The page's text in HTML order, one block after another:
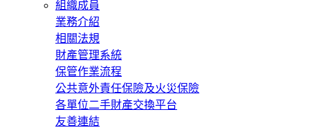
組織成員
業務介紹
相關法規
財產管理系統
保管作業流程
公共意外責任保險及火災保險
各單位二手財產交換平台
友善連結